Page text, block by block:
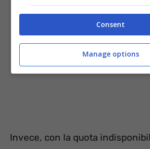
Invece, con la quota
Consent
Manage options